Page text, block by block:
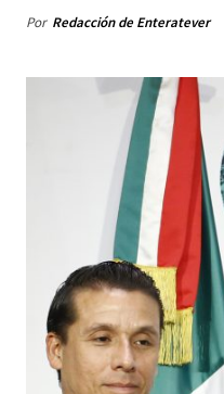
Por Redacción de Enteratever